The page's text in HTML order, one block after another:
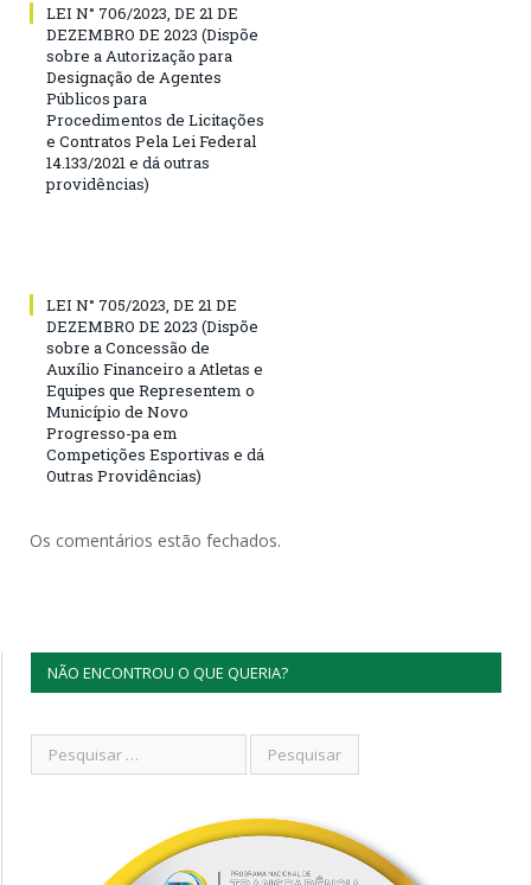
LEI N° 706/2023, DE 21 DE
DEZEMBRO DE 2023 (Dispõe
sobre a Autorização para
Designação de Agentes
Públicos para
Procedimentos de Licitações
e Contratos Pela Lei Federal
14.133/2021 e dá outras
providências)
LEI N° 705/2023, DE 21 DE
DEZEMBRO DE 2023 (Dispõe
sobre a Concessão de
Auxílio Financeiro a Atletas e
Equipes que Representem o
Município de Novo
Progresso-pa em
Competições Esportivas e dá
Outras Providências)
Os comentários estão fechados.
NÃO ENCONTROU O QUE QUERIA?